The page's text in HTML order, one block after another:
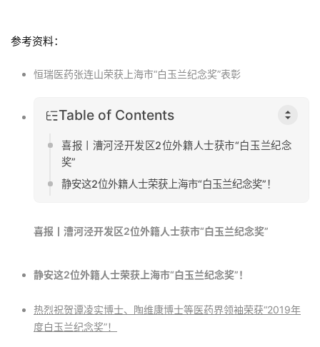
参考资料：
恒瑞医药张连山荣获上海市“白玉兰纪念奖”表彰
Table of Contents
喜报丨漕河泾开发区2位外籍人士获市“白玉兰纪念
奖”
静安这2位外籍人士荣获上海市“白玉兰纪念奖”！
喜报丨漕河泾开发区2位外籍人士获市“白玉兰纪念奖”
静安这2位外籍人士荣获上海市“白玉兰纪念奖”！
热烈祝贺谭凌实博士、陶维康博士等医药界领袖荣获“2019年
度白玉兰纪念奖”！